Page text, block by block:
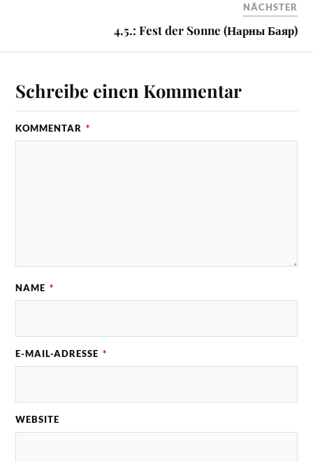
NÄCHSTER
4.5.: Fest der Sonne (Нарны Баяр)
Schreibe einen Kommentar
KOMMENTAR *
NAME *
E-MAIL-ADRESSE *
WEBSITE